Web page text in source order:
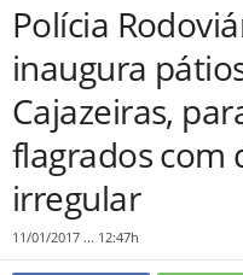
Polícia
inaugura
Cajazeiras,
flagrados com
irregular
11/01/2017 ... 12:47h